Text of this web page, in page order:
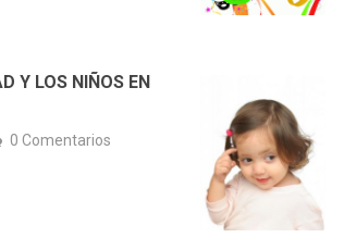
Y LOS NIÑOS EN
0 Comentarios